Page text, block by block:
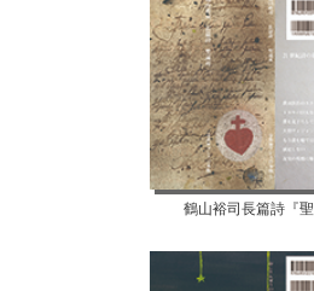
鶴山裕司長篇詩『聖